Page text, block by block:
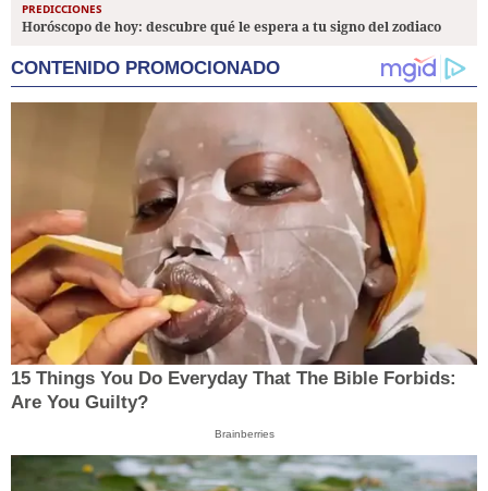
PREDICCIONES
Horóscopo de hoy: descubre qué le espera a tu signo del zodiaco
CONTENIDO PROMOCIONADO
15 Things You Do Everyday That The Bible Forbids:
Are You Guilty?
Brainberries